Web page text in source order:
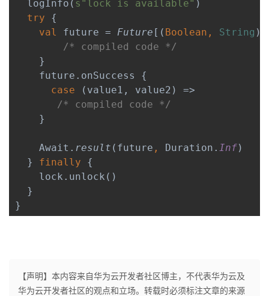
logInfo( s"lock is available" )
try {
val future = Future [( Boolean, String
    }
future.onSuccess {
case
(value1, value2) =>
    }
Await. result (future , Duration. Inf)
} finally {
lock.unlock()
}
【声明】本内容来自华为云开发者社区博主，不代表华为云及
华为云开发者社区的观点和立场。转载时必须标注文章的来源